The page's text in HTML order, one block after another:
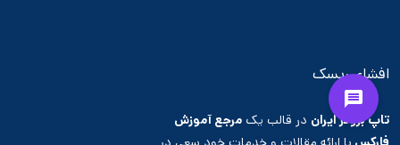
افشای ریسک
تاپ بروکر ایران در قالب یک مرجع آموزش